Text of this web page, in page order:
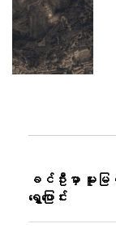
ခင်ဦးမှာ မူးမ
ရွှေ့ပြောင်း